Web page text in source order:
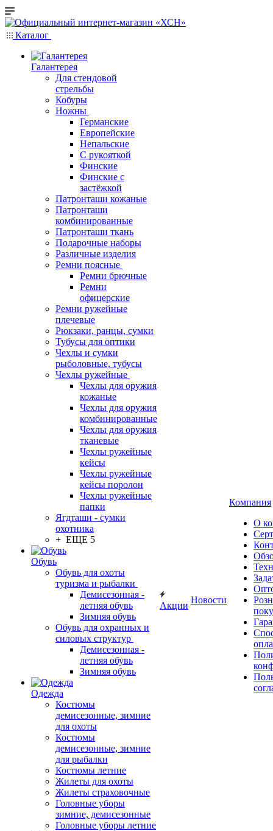
Каталог
Галантерея
Для стендовой
стрельбы
Кобуры
Ножны
Германские
Европейские
Непальские
С рукояткой
Финские
Финские с
застёжкой
Патронташи кожаные
Патронташи
комбинированные
Патронташи ткань
Подарочные наборы
Различные изделия
Ремни поясные
Ремни брючные
Ремни
офицерские
Ремни ружейные
плечевые
Рюкзаки, ранцы, сумки
Тубусы для оптики
Чехлы и сумки
рыболовные, тубусы
Чехлы ружейные
Чехлы для оружия
кожаные
Чехлы для оружия
комбинированные
Чехлы для оружия
тканевые
Чехлы ружейные
кейсы
Чехлы ружейные
кейсы поролон
Чехлы ружейные
папки
Ягдташи - сумки
охотника
+ ЕЩЕ 5
Обувь
Обувь для охоты
туризма и рыбалки
Демисезонная -
летняя обувь
Зимняя обувь
Обувь для охранных и
силовых структур
Демисезонная -
летняя обувь
Зимняя обувь
Одежда
Костюмы
демисезонные, зимние
для охоты
Костюмы
демисезонные, зимние
для рыбалки
Костюмы летние
Жилеты для охоты
Жилеты страховочные
Головные уборы
зимние, демисезонные
Головные уборы летние
Акции
Новости
Компания
О